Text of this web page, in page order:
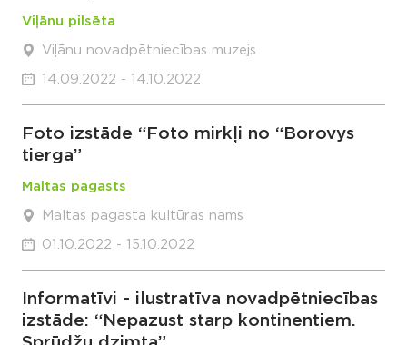
Viļānu pilsēta
Viļānu novadpētniecības muzejs
14.09.2022 - 14.10.2022
Foto izstāde “Foto mirkļi no “Borovys
tierga”
Maltas pagasts
Maltas pagasta kultūras nams
01.10.2022 - 15.10.2022
Informatīvi - ilustratīva novadpētniecības
izstāde: “Nepazust starp kontinentiem.